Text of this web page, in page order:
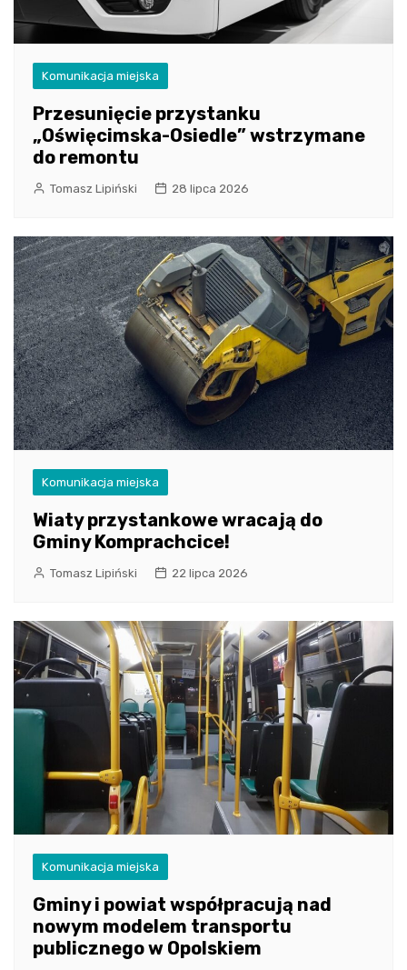
Komunikacja miejska
Przesunięcie przystanku
„Oświęcimska-Osiedle” wstrzymane
do remontu
Tomasz Lipiński 28 lipca 2026
Komunikacja miejska
Wiaty przystankowe wracają do
Gminy Komprachcice!
Tomasz Lipiński 22 lipca 2026
Komunikacja miejska
Gminy i powiat współpracują nad
nowym modelem transportu
publicznego w Opolskiem